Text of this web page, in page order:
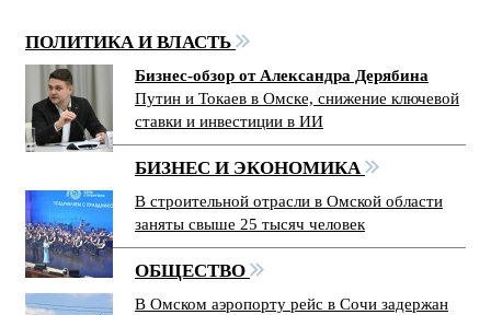
ПОЛИТИКА И ВЛАСТЬ
Бизнес-обзор от Александра Дерябина
Путин и Токаев в Омске, снижение ключевой
ставки и инвестиции в ИИ
БИЗНЕС И ЭКОНОМИКА
В строительной отрасли в Омской области
заняты свыше 25 тысяч человек
ОБЩЕСТВО
В Омском аэропорту рейс в Сочи задержан